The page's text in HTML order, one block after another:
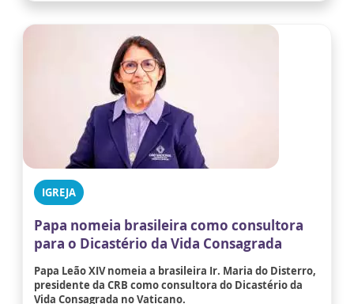
IGREJA
Papa nomeia brasileira como consultora
para o Dicastério da Vida Consagrada
Papa Leão XIV nomeia a brasileira Ir. Maria do Disterro,
presidente da CRB como consultora do Dicastério da
Vida Consagrada no Vaticano.